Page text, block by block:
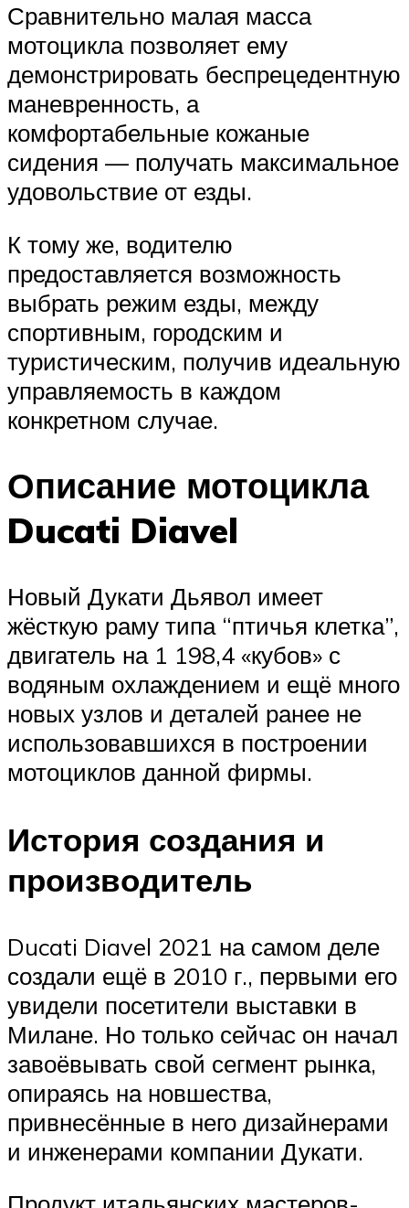
Сравнительно малая масса
мотоцикла позволяет ему
демонстрировать беспрецедентную
маневренность, а
комфортабельные кожаные
сидения — получать максимальное
удовольствие от езды.
К тому же, водителю
предоставляется возможность
выбрать режим езды, между
спортивным, городским и
туристическим, получив идеальную
управляемость в каждом
конкретном случае.
Описание мотоцикла
Ducati Diavel
Новый Дукати Дьявол имеет
жёсткую раму типа “птичья клетка”,
двигатель на 1 198,4 «кубов» с
водяным охлаждением и ещё много
новых узлов и деталей ранее не
использовавшихся в построении
мотоциклов данной фирмы.
История создания и
производитель
Ducati Diavel 2021 на самом деле
создали ещё в 2010 г., первыми его
увидели посетители выставки в
Милане. Но только сейчас он начал
завоёвывать свой сегмент рынка,
опираясь на новшества,
привнесённые в него дизайнерами
и инженерами компании Дукати.